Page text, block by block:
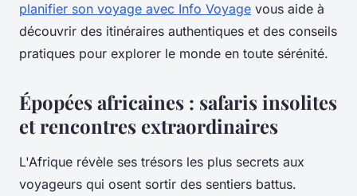
planifier son voyage avec Info Voyage vous aide à
découvrir des itinéraires authentiques et des conseils
pratiques pour explorer le monde en toute sérénité.
Épopées africaines : safaris insolites
et rencontres extraordinaires
L'Afrique révèle ses trésors les plus secrets aux
voyageurs qui osent sortir des sentiers battus.